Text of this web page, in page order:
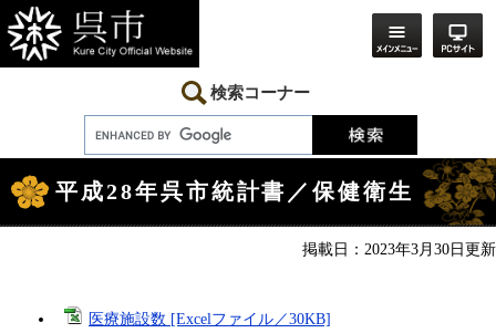
ー
ジ
の
ニ
ュ
ー
本
へ
検索コーナー
文
平成28年呉市統計書／保健衛生
掲載日：2023年3月30日更新
医療施設数 [Excelファイル／30KB]